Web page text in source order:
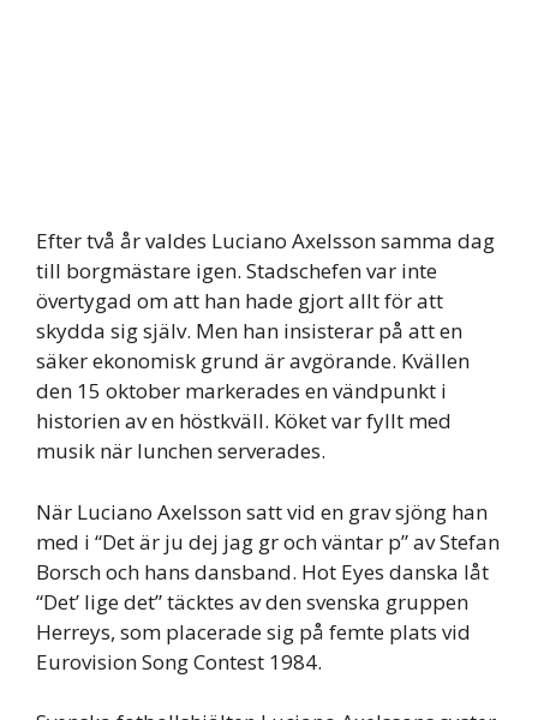
Efter två år valdes Luciano Axelsson samma dag
till borgmästare igen. Stadschefen var inte
övertygad om att han hade gjort allt för att
skydda sig själv. Men han insisterar på att en
säker ekonomisk grund är avgörande. Kvällen
den 15 oktober markerades en vändpunkt i
historien av en höstkväll. Köket var fyllt med
musik när lunchen serverades.
När Luciano Axelsson satt vid en grav sjöng han
med i “Det är ju dej jag gr och väntar p” av Stefan
Borsch och hans dansband. Hot Eyes danska låt
“Det’ lige det” täcktes av den svenska gruppen
Herreys, som placerade sig på femte plats vid
Eurovision Song Contest 1984.